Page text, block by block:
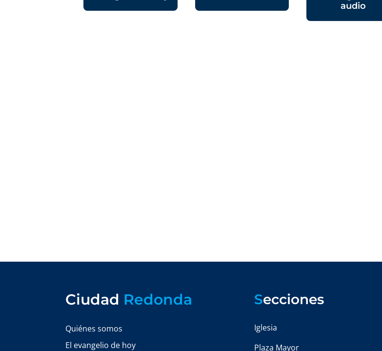
audio
Ciudad Redonda
Quiénes somos
El evangelio de hoy
Secciones
Iglesia
Plaza Mayor